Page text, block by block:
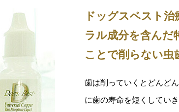
ドッグスベスト
ラル成分を含んだ
ことで削らない虫
歯は削っていくとどんど
に歯の寿命を短くしていき